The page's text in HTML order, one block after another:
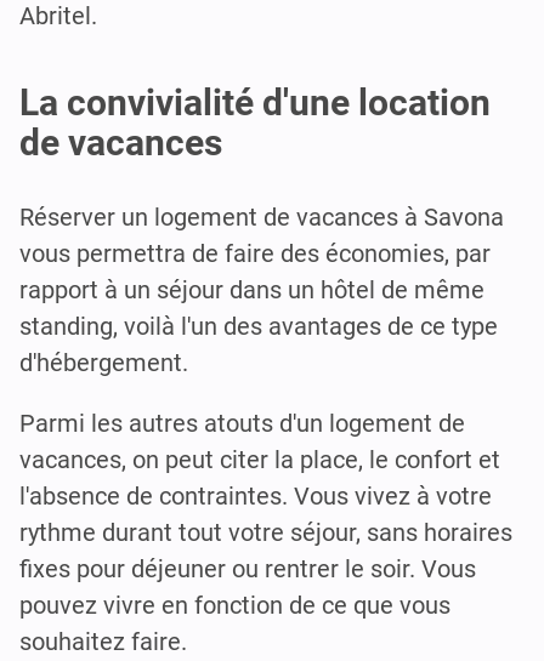
Abritel.
La convivialité d'une location
de vacances
Réserver un logement de vacances à Savona
vous permettra de faire des économies, par
rapport à un séjour dans un hôtel de même
standing, voilà l'un des avantages de ce type
d'hébergement.
Parmi les autres atouts d'un logement de
vacances, on peut citer la place, le confort et
l'absence de contraintes. Vous vivez à votre
rythme durant tout votre séjour, sans horaires
fixes pour déjeuner ou rentrer le soir. Vous
pouvez vivre en fonction de ce que vous
souhaitez faire.